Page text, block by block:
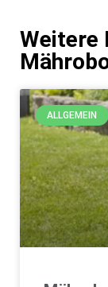
Weitere
ALLGEMEIN